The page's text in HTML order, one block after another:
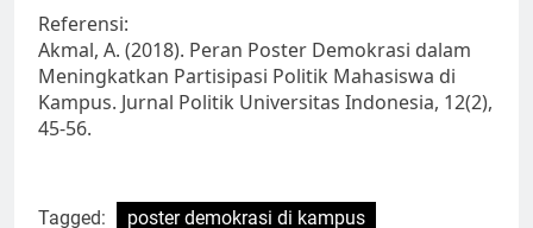
Referensi:
Akmal, A. (2018). Peran Poster Demokrasi dalam
Meningkatkan Partisipasi Politik Mahasiswa di
Kampus. Jurnal Politik Universitas Indonesia, 12(2),
45-56.
Tagged: poster demokrasi di kampus